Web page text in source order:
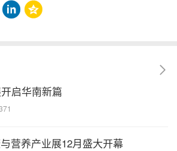
启华南新篇
营养产业展12月盛大开幕